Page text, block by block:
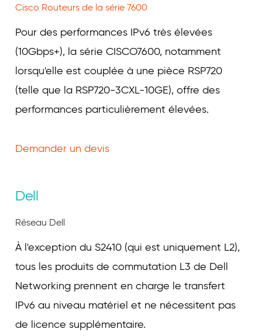
Cisco Routeurs de la série 7600
Pour des performances IPv6 très élevées
(10Gbps+), la série CISCO7600, notamment
lorsqu'elle est couplée à une pièce RSP720
(telle que la RSP720-3CXL-10GE), offre des
performances particulièrement élevées.
Demander un devis
Dell
Réseau Dell
À l'exception du S2410 (qui est uniquement L2),
tous les produits de commutation L3 de Dell
Networking prennent en charge le transfert
IPv6 au niveau matériel et ne nécessitent pas
de licence supplémentaire.